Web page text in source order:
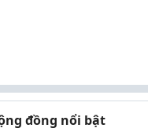
đồng nổi bật